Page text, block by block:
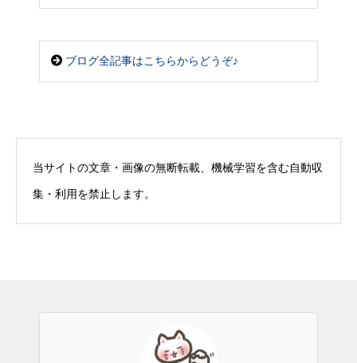
ブログ全記事はこちらからどうぞ♪
当サイトの文章・画像の無断転載、機械学習を含む自動収
集・利用を禁止します。